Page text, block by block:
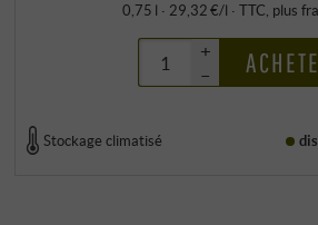
0,75 l · 29,32 €/l · TTC, plus
+
–
Stockage climatisé